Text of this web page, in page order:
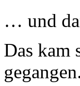
… und
Das kam